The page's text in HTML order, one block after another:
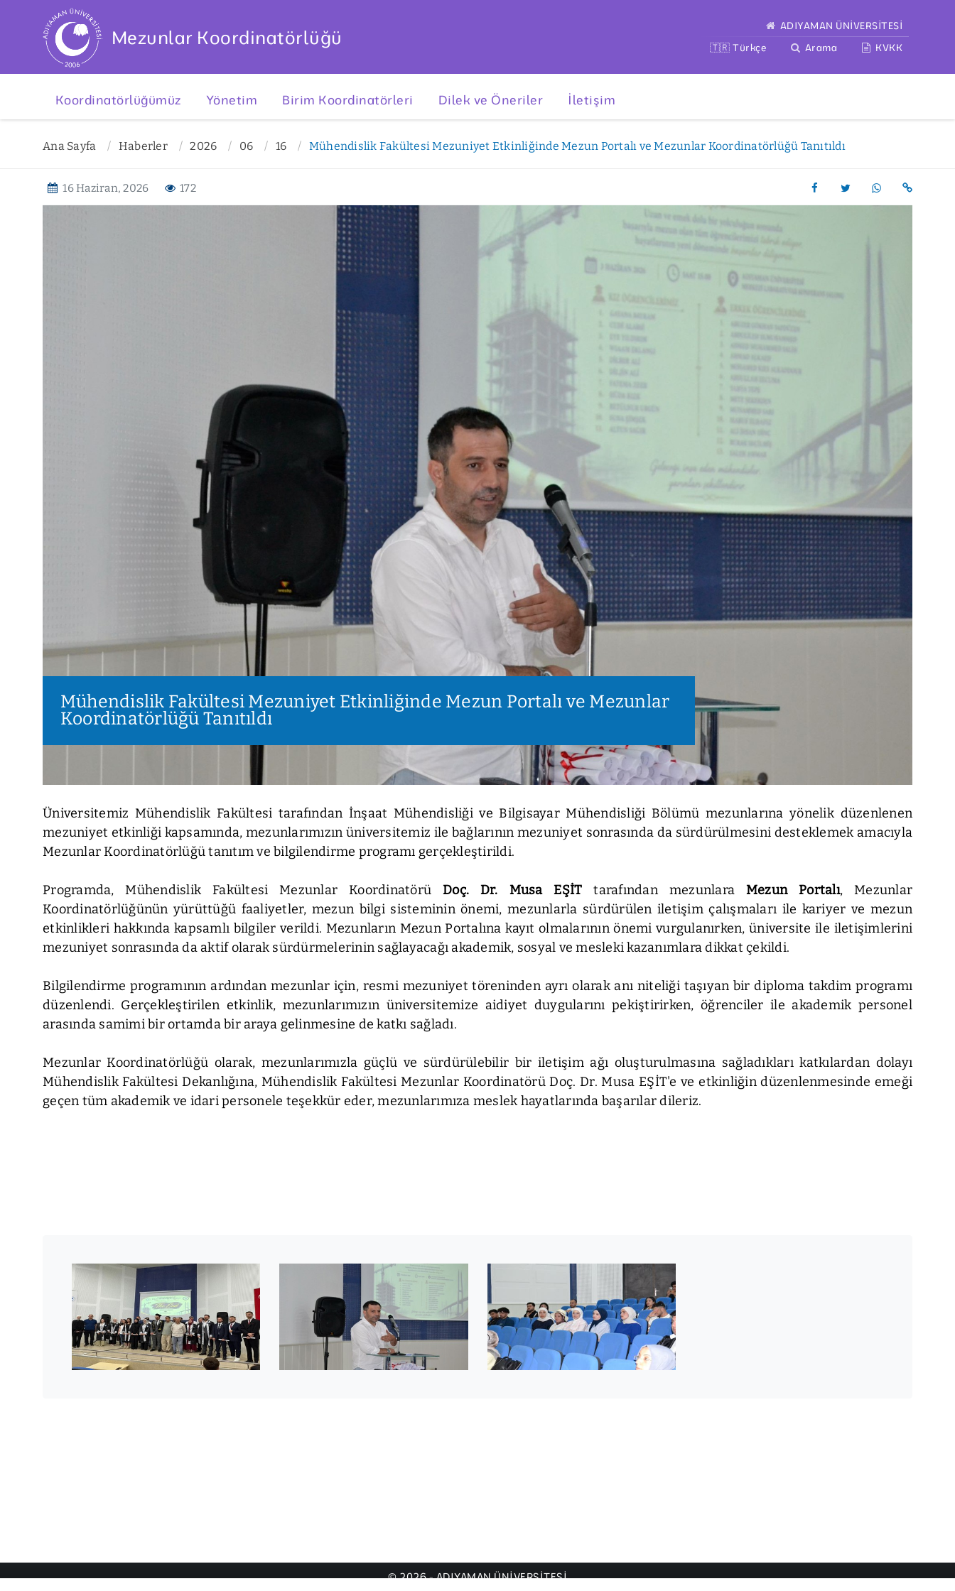
ADIYAMAN ÜNİVERSİTESİ
🇹🇷 Türkçe
Arama KVKK
Mezunlar Koordinatörlüğü
Koordinatörlüğümüz Yönetim Birim Koordinatörleri Dilek ve Öneriler İletişim
Ana Sayfa Haberler 2026 06 16 Mühendislik Fakültesi Mezuniyet Etkinliğinde Mezun Portalı ve Mezunlar Koordinatörlüğü Tanıtıldı
16 Haziran, 2026 172
Mühendislik Fakültesi Mezuniyet Etkinliğinde Mezun Portalı ve Mezunlar
Koordinatörlüğü Tanıtıldı
Üniversitemiz Mühendislik Fakültesi tarafından İnşaat Mühendisliği ve Bilgisayar Mühendisliği Bölümü mezunlarına yönelik düzenlenen
mezuniyet etkinliği kapsamında, mezunlarımızın üniversitemiz ile bağlarının mezuniyet sonrasında da sürdürülmesini desteklemek amacıyla
Mezunlar Koordinatörlüğü tanıtım ve bilgilendirme programı gerçekleştirildi.
Programda, Mühendislik Fakültesi Mezunlar KoordinatörüDoç. Dr. Musa EŞİT tarafından mezunlara Mezun Portalı, Mezunlar
Koordinatörlüğünün yürüttüğü faaliyetler, mezun bilgi sisteminin önemi, mezunlarla sürdürülen iletişim çalışmaları ile kariyer ve mezun
etkinlikleri hakkında kapsamlı bilgiler verildi. Mezunların Mezun Portalına kayıt olmalarının önemi vurgulanırken, üniversite ile iletişimlerini
mezuniyet sonrasında da aktif olarak sürdürmelerinin sağlayacağı akademik, sosyal ve mesleki kazanımlara dikkat çekildi.
Bilgilendirme programının ardından mezunlar için, resmi mezuniyet töreninden ayrı olarak anı niteliği taşıyan bir diploma takdim programı
düzenlendi. Gerçekleştirilen etkinlik, mezunlarımızın üniversitemize aidiyet duygularını pekiştirirken, öğrenciler ile akademik personel
arasında samimi bir ortamda bir araya gelinmesine de katkı sağladı.
Mezunlar Koordinatörlüğü olarak, mezunlarımızla güçlü ve sürdürülebilir bir iletişim ağı oluşturulmasına sağladıkları katkılardan dolayı
Mühendislik Fakültesi Dekanlığına, Mühendislik Fakültesi Mezunlar Koordinatörü Doç. Dr. Musa EŞİT'e ve etkinliğin düzenlenmesinde emeği
geçen tüm akademik ve idari personele teşekkür eder, mezunlarımıza meslek hayatlarında başarılar dileriz.
© 2026 - ADIYAMAN ÜNİVERSİTESİ